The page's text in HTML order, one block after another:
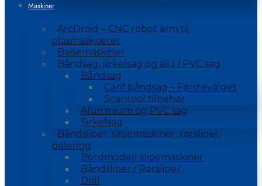
Maskiner
ArcDroid – CNC robot arm til
plasmaskjærer
Beisemaskiner
Båndsag, sirkelsag og alu / PVC sag
Båndsag
Carif båndsag – Førstevalget
Scantool tilbehør
Aluminium og PVC sag
Sirkelsag
Båndsliper, slipemaskiner, rørsliper,
polering
Bordmodell slipemaskiner
Båndsliper / Rørsliper
Drill